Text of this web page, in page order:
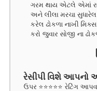
ગરમ થાય એટલે એમાં
અને લીલા મરચા
કરેલ ઢોકળા નાખી
કરો જુવાર સોજી ના
રેસીપી વિશે આપનો
ઉપર ⭐⭐⭐⭐⭐ રેટિંગ